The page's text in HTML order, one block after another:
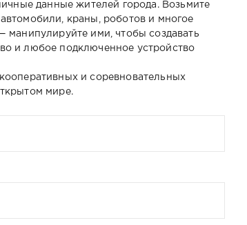
данные жителей города. Возьмите
краны, роботов и многое
манипулируйте ими, чтобы создавать
и любое подключенное устройство
и соревновательных
мире.